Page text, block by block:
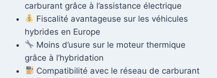
carburant grâce à l’assistance électrique
Fiscalité avantageuse sur les véhicules
hybrides en Europe
Moins d’usure sur le moteur thermique
grâce à l’hybridation
Compatibilité avec le réseau de carburant